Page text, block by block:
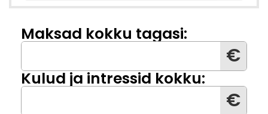
Maksad kokku tagasi:
€
Kulud ja intressid kokku:
€